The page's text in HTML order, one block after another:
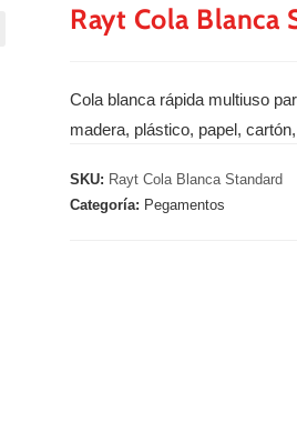
Rayt Cola Blanca
Cola blanca rápida multiuso
madera, plástico, papel,
SKU: Rayt Cola Blanca Standard
Categoría: Pegamentos